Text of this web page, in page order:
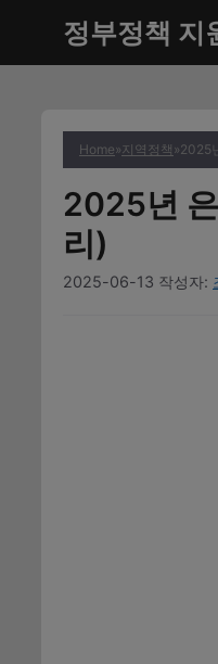
정부정책 지
Home»지역정책 »2025
2025년
리)
2025-06-13 작성자: